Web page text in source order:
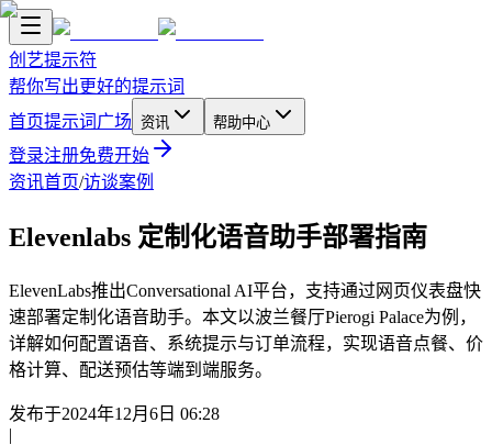
创艺提示符
帮你写出更好的提示词
首页提示词广场 资讯 帮助中心
登录注册免费开始
资讯首页/访谈案例
Elevenlabs 定制化语音助手部署指南
ElevenLabs推出Conversational AI平台，支持通过网页仪表盘快
速部署定制化语音助手。本文以波兰餐厅Pierogi Palace为例，
详解如何配置语音、系统提示与订单流程，实现语音点餐、价
格计算、配送预估等端到端服务。
发布于2024年12月6日 06:28
|